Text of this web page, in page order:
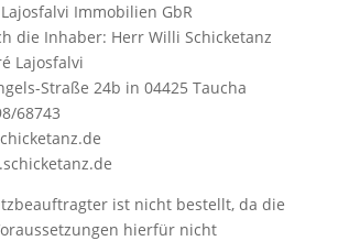
Immobilien GbR
die Inhaber: Herr Willi Schicketanz
Lajosfalvi
Straße 24b in 04425 Taucha
68743
ist nicht bestellt, da die
hierfür nicht